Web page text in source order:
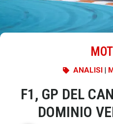
ANALISI |
F1, GP DEL
DOMINIO